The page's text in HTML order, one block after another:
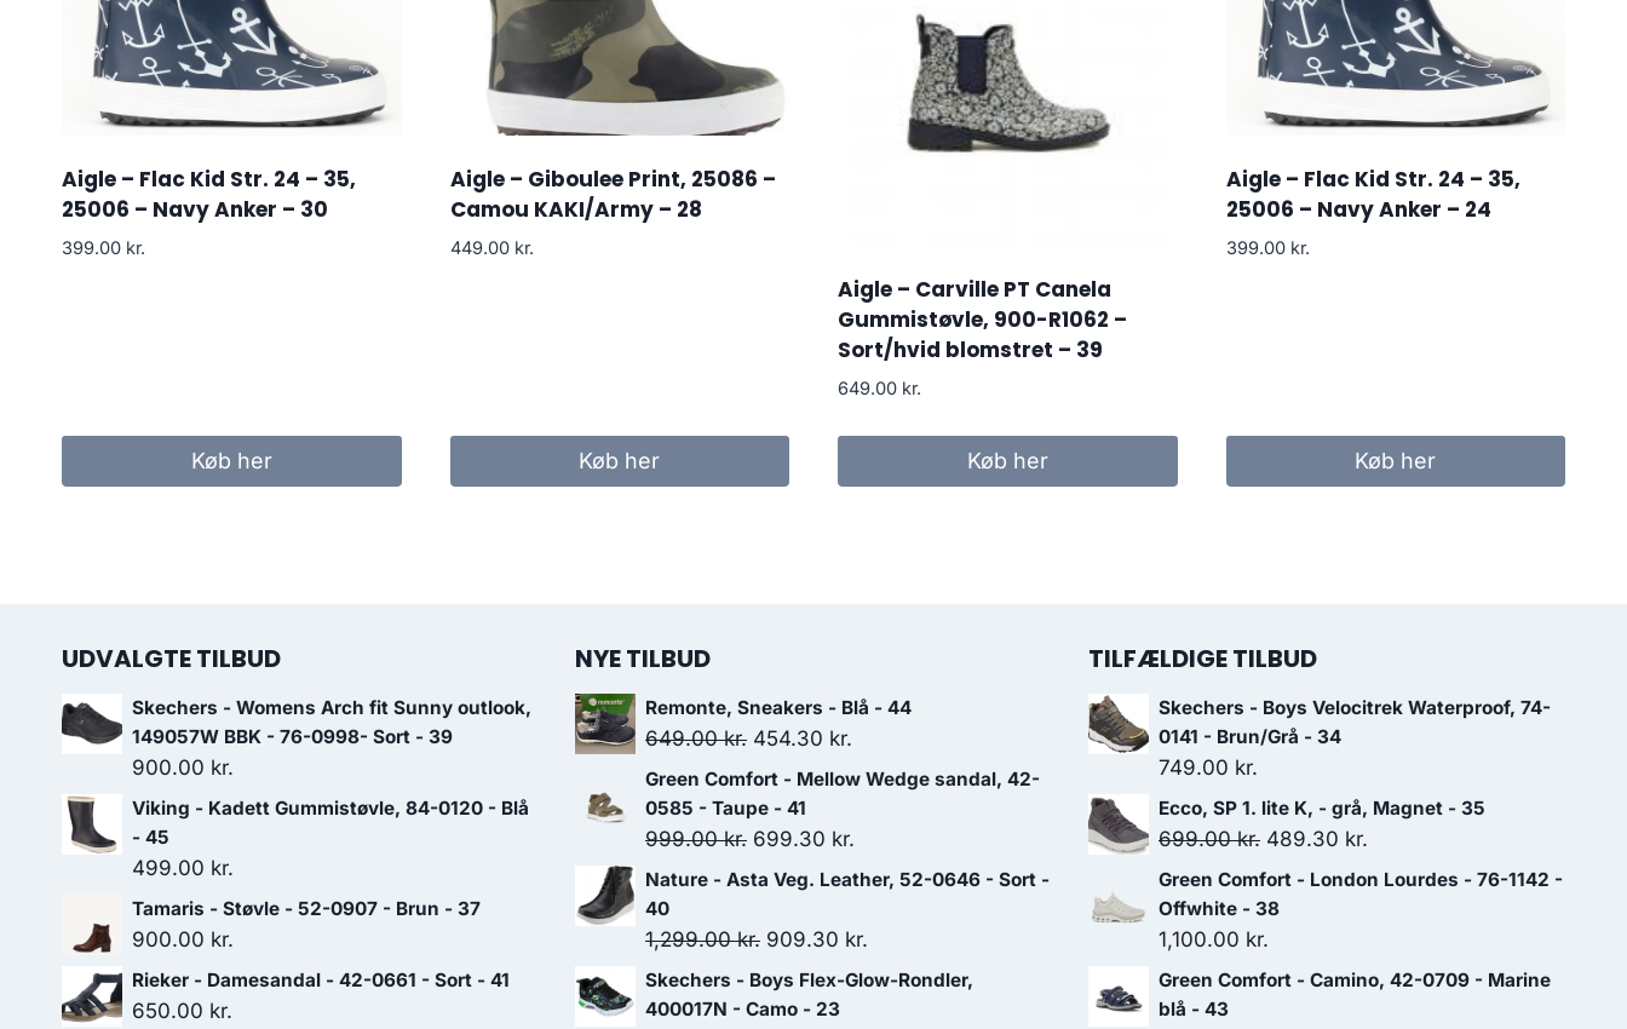
Aigle – Flac Kid Str. 24 – 35,
25006 – Navy Anker – 30
399.00 kr.
Køb her
Aigle – Giboulee Print, 25086 –
Camou KAKI/Army – 28
449.00 kr.
Køb her
Aigle – Carville PT Canela
Gummistøvle, 900-R1062 –
Sort/hvid blomstret – 39
649.00 kr.
Køb her
Aigle – Flac Kid Str. 24 – 35,
25006 – Navy Anker – 24
399.00 kr.
Køb her
UDVALGTE TILBUD
Skechers - Womens Arch fit Sunny outlook,
149057W BBK - 76-0998- Sort - 39
900.00 kr.
Viking - Kadett Gummistøvle, 84-0120 - Blå
- 45
499.00 kr.
Tamaris - Støvle - 52-0907 - Brun - 37
900.00 kr.
Rieker - Damesandal - 42-0661 - Sort - 41
650.00 kr.
NYE TILBUD
Remonte, Sneakers - Blå - 44
649.00kr. Den
oprindelige
pris
var:
649.00 kr..
454.30 kr.
aktuelle
454.30 kr..
Green Comfort - Mellow Wedge sandal, 42-
0585 - Taupe - 41
999.00kr. Den
oprindelige
var:
999.00 kr..
699.30 kr.
aktuelle
er:
699.30 kr..
Nature - Asta Veg. Leather, 52-0646 - Sort -
40
1,299.00kr. Den
oprindelige
pris
909.30 kr.
aktuelle
Skechers - Boys Flex-Glow-Rondler,
400017N - Camo - 23
TILFÆLDIGE TILBUD
Skechers - Boys Velocitrek Waterproof, 74-
0141 - Brun/Grå - 34
749.00 kr.
Ecco, SP 1. lite K, - grå, Magnet - 35
699.00kr. Den
oprindelige
pris
699.00 kr..
489.30 kr.
aktuelle
489.30 kr..
Green Comfort - London Lourdes - 76-1142 -
Offwhite - 38
1,100.00 kr.
Green Comfort - Camino, 42-0709 - Marine
blå - 43